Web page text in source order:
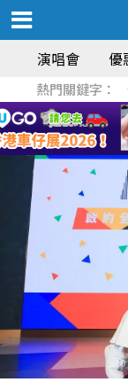
演唱會 優
熱門關鍵字：